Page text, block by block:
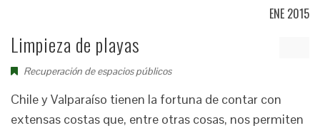
ENE 2015
Limpieza de playas
Recuperación de espacios públicos
Chile y Valparaíso tienen la fortuna de contar con
extensas costas que, entre otras cosas, nos permiten